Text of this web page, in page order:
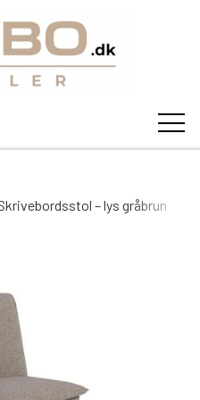
DALLAS
– lys gråbrun